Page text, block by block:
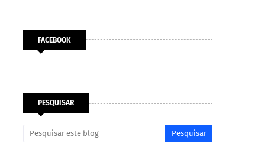
FACEBOOK
PESQUISAR